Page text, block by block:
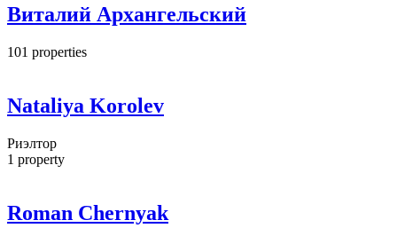
Виталий Архангельский
101 properties
Nataliya Korolev
Риэлтор
1 property
Roman Chernyak